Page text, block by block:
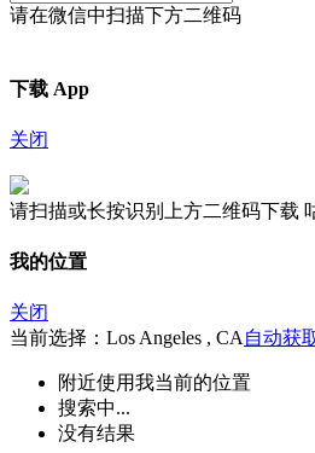
请在微信中扫描下方二维码
下载 App
关闭
请扫描或长按识别上方二维码下载
我的位置
关闭
当前选择：Los Angeles , CA 自动获
附近使用我当前的位置
搜索中...
没有结果